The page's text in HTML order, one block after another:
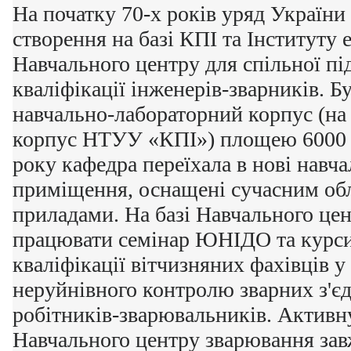
На початку 70-х років уряд
створення на базі КПІ та Інституту
Навчального центру для спільної
кваліфікації інженерів-зварників.
навчально-лабораторний корпус
корпус НТУУ «КПІ») площею 6000
року кафедра переїхала в нові
приміщення, оснащені сучасним
приладами. На базі Навчального
працювати семінар ЮНІДО та
кваліфікації вітчизняних фахівців
неруйнівного контролю зварних
робітників-зварювальників.
Навчального центру зварювання